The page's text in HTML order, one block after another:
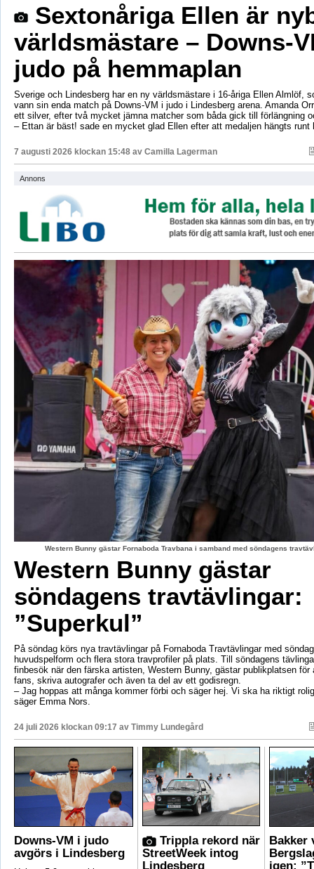
Sextonåriga Ellen är
världsmästare – Downs-
judo på hemmaplan
Sverige och Lindesberg har en ny världsmästare i 16-åriga Ellen Almlöf,
vann sin enda match på Downs-VM i judo i Lindesberg arena. Amanda
ett silver, efter två mycket jämna matcher som båda gick till förlängning
– Ettan är bäst! sade en mycket glad Ellen efter att medaljen hängts runt
7 augusti 2026 klockan 15:48 av Camilla Lagerman
Annons
Western Bunny gästar Fornaboda Travbana i samband med söndagens
Western Bunny gästar
söndagens travtävlingar:
”Superkul”
På söndag körs nya travtävlingar på Fornaboda Travtävlingar med
huvudspelform och flera stora travprofiler på plats. Till söndagens
finbesök när den färska artisten, Western Bunny, gästar publikplatsen för
fans, skriva autografer och även ta del av ett godisregn.
– Jag hoppas att många kommer förbi och säger hej. Vi ska ha riktigt
säger Emma Nors.
24 juli 2026 klockan 09:17 av Timmy Lundegård
Downs-VM i judo
avgörs i Lindesberg
Trippla rekord när
StreetWeek intog
Lindesberg
Bakker
igen: